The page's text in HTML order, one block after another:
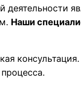
Наши
консультация.